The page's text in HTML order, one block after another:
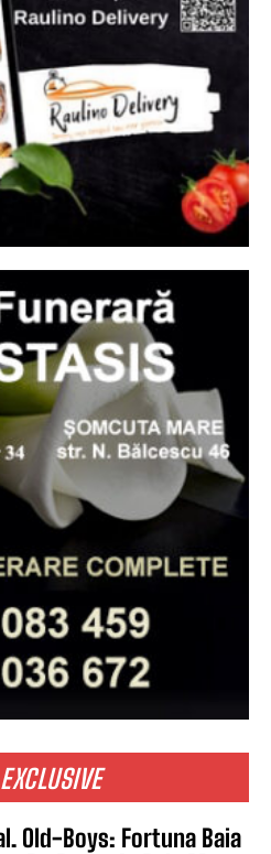
Old-Boys: Fortuna Baia